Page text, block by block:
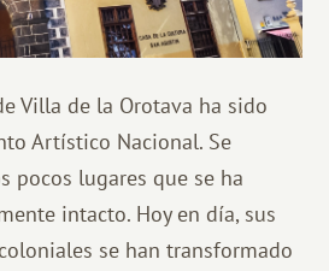
Villa de la Orotava ha sido
Artístico Nacional. Se
pocos lugares que se ha
intacto. Hoy en día, sus
se han transformado